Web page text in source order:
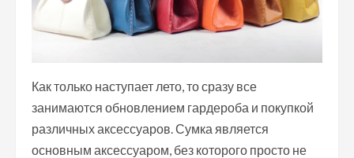
Как только наступает лето, то сразу все
занимаются обновлением гардероба и покупкой
различных аксессуаров. Сумка является
основным аксессуаром, без которого просто не